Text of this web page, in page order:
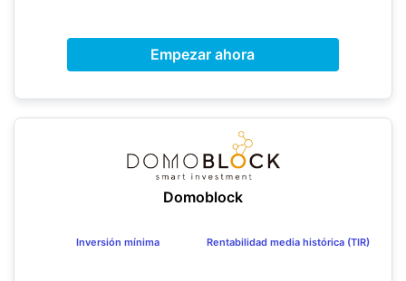
Empezar ahora
Domoblock
Inversión mínima Rentabilidad media histórica (TIR)